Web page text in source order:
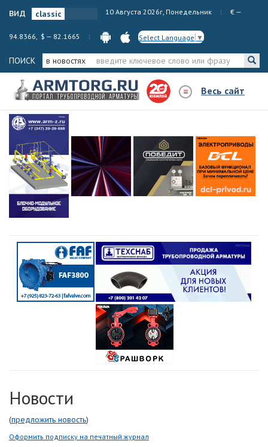
вид 10 Августа 2026г, Понедельник € —
94.8366, $ — 82.1665 Select Language ▼
ПОИСК в новостях
Весь сайт
Новости
(предложить новость)
Оформить подписку на печатный журнал